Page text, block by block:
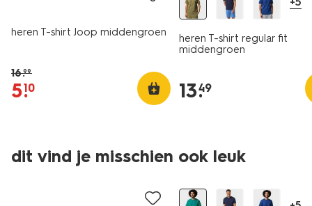
heren T-shirt Joop middengroen
16.99
5.
10
heren T-shirt regular fit
middengroen
13.
49
dit vind je misschien ook leuk
sale
sale